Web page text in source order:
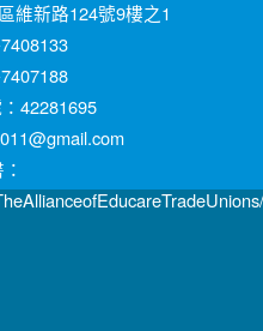
維新路124號9樓之1
42281695